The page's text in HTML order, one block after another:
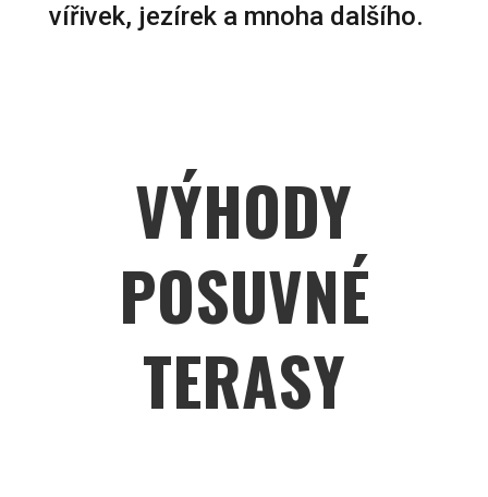
vířivek, jezírek a mnoha dalšího.
VÝHODY
POSUVNÉ
TERASY